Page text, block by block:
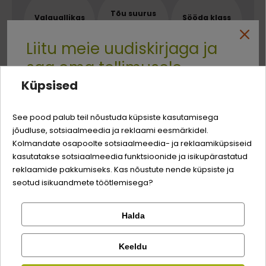
Kirjuta arvustus
Valguallikas
Tõu suurus
Sööda klass
lambaliha
kopsud, maks, neerud, udar, süda
lõheõli
mineraalid
Söödalisandid
Quality:
Kontrolli tellimust
Logi sisse
Registreeru
Facebook
Liitu meie uudiskirjaga ja
saa oma tellimusele
-3% soodustust
Sina ja su perekonna parim sõber väärite veel
odavamat hinda!
Lemmikloom
Kauplus
Küpsised
See pood palub teil nõustuda küpsiste kasutamisega
jõudluse, sotsiaalmeedia ja reklaami eesmärkidel.
Kolmandate osapoolte sotsiaalmeedia- ja reklaamiküpsiseid
kasutatakse sotsiaalmeedia funktsioonide ja isikupärastatud
reklaamide pakkumiseks. Kas nõustute nende küpsiste ja
seotud isikuandmete töötlemisega?
Halda
Keeldu